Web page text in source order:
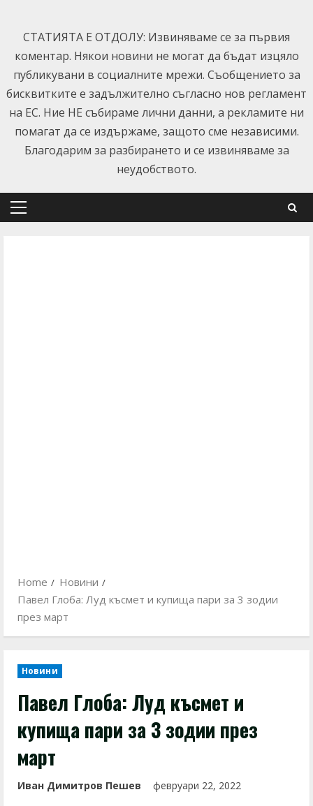
content
СТАТИЯТА Е ОТДОЛУ: Извиняваме се за първия
коментар. Някои новини не могат да бъдат изцяло
публикувани в социалните мрежи. Съобщението за
бисквитките е задължително съгласно нов регламент
на ЕС. Ние НЕ събираме лични данни, а рекламите ни
помагат да се издържаме, защото сме независими.
Благодарим за разбирането и се извиняваме за
неудобството.
Primary
Home
Новини
Павел Глоба: Луд късмет и купища пари за 3 зодии
през март
Новини
Павел Глоба: Луд късмет и
купища пари за 3 зодии през
март
Иван Димитров Пешев февруари 22, 2022